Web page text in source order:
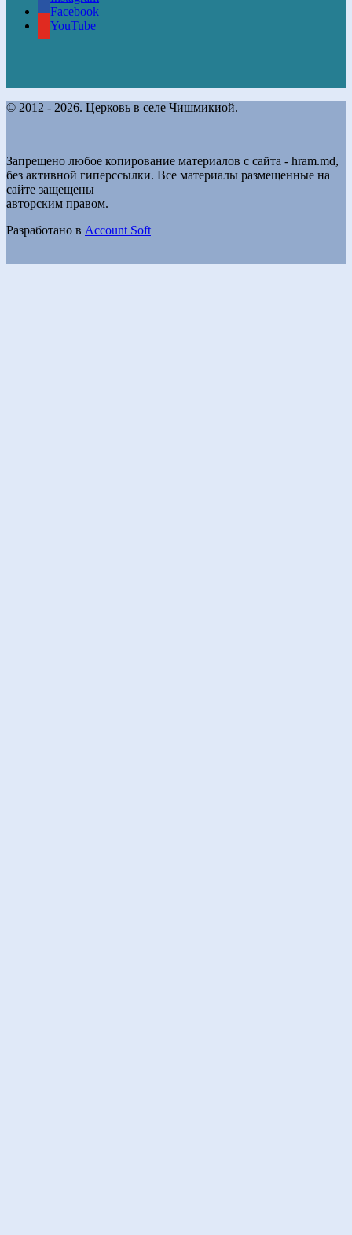
Facebook
YouTube
© 2012 - 2026. Церковь в селе Чишмикиой.
Запрещено любое копирование материалов с сайта - hram.md,
без активной гиперссылки. Все материалы размещенные на
сайте защещены
авторским правом.
Разработано в Account Soft